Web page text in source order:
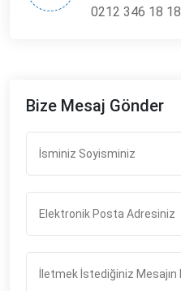
0212 346 18 18
Bize Mesaj Gönder